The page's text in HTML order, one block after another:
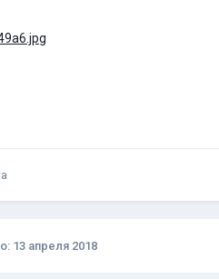
13 апреля 2018